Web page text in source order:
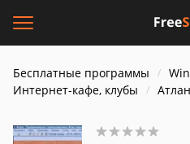
Бесплатные программы
Интернет-кафе, клубы